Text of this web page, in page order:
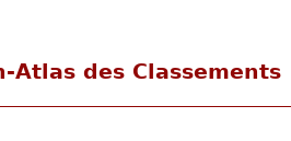
Atlas des Classements